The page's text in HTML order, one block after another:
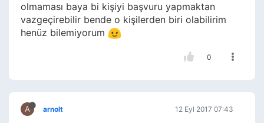
olmaması baya bi kişiyi başvuru yapmaktan
vazgeçirebilir bende o kişilerden biri olabilirim
henüz bilemiyorum
0
A arnolt 12 Eyl 2017 07:43